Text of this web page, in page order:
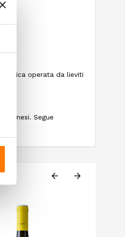
operata da lieviti
3 mesi. Segue